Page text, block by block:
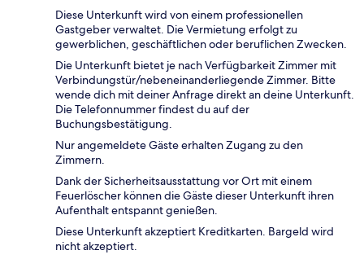
Diese Unterkunft wird von einem professionellen
Gastgeber verwaltet. Die Vermietung erfolgt zu
gewerblichen, geschäftlichen oder beruflichen Zwecken.
Die Unterkunft bietet je nach Verfügbarkeit Zimmer mit
Verbindungstür/nebeneinanderliegende Zimmer. Bitte
wende dich mit deiner Anfrage direkt an deine Unterkunft.
Die Telefonnummer findest du auf der
Buchungsbestätigung.
Nur angemeldete Gäste erhalten Zugang zu den
Zimmern.
Dank der Sicherheitsausstattung vor Ort mit einem
Feuerlöscher können die Gäste dieser Unterkunft ihren
Aufenthalt entspannt genießen.
Diese Unterkunft akzeptiert Kreditkarten. Bargeld wird
nicht akzeptiert.